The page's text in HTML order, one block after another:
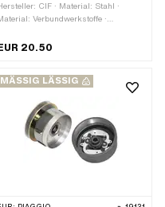
CIF · Material: Stahl ·
Verbundwerkstoffe ·
· Anzahl Federn: 2 Stk. ·
Piaggio OEM-Nr.: 249816
20.50
MÄSSIG LÄSSIG